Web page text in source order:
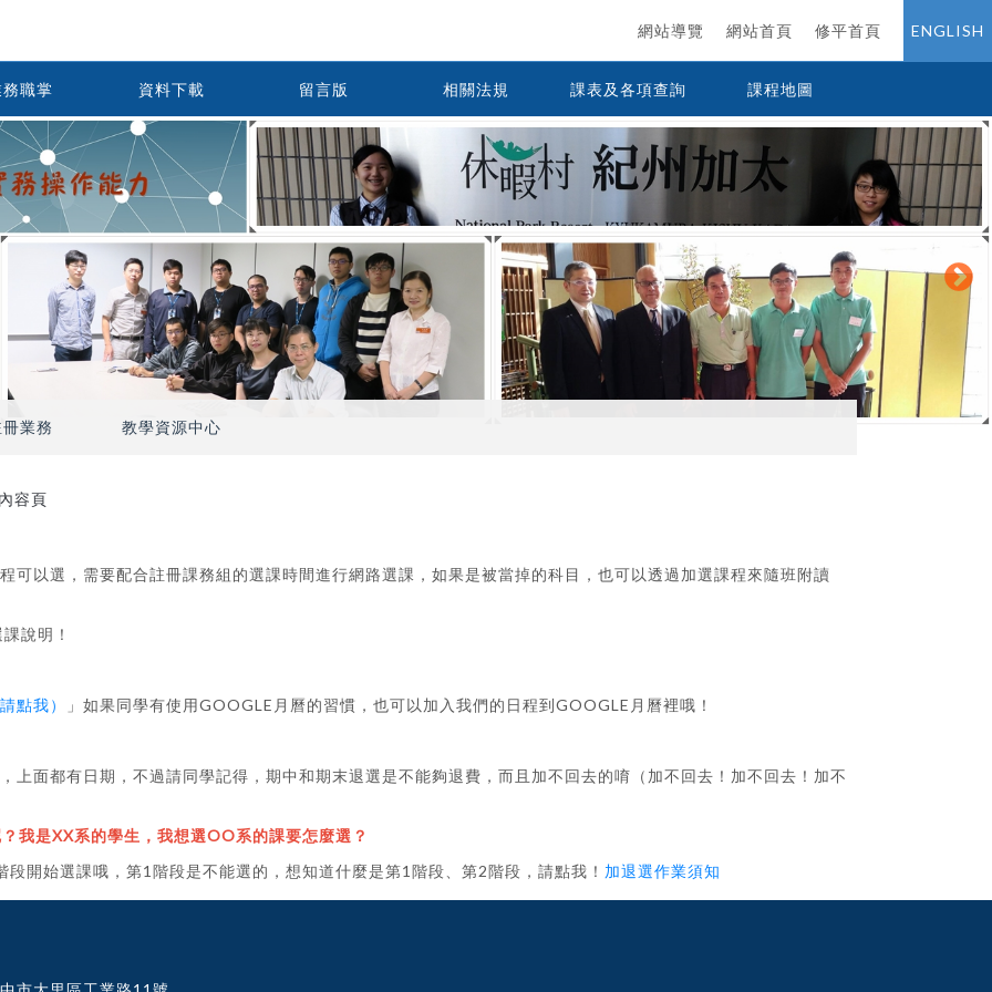
網站導覽 網站首頁 修平首頁 ENGLISH
職掌 資料下載 留言版 相關法規 課表及各項查詢 課程地圖
業務 教學資源中心
容頁
可以選，需要配合註冊課務組的選課時間進行網路選課，如果是被當掉的科目，也可以透過加選課程來隨班附讀
說明！
點我） 」如果同學有使用GOOGLE月曆的習慣，也可以加入我們的日程到GOOGLE月曆裡哦！
上面都有日期，不過請同學記得，期中和期末退選是不能夠退費，而且加不回去的唷（加不回去！加不回去！加不
我是XX系的學生，我想選OO系的課要怎麼選？
開始選課哦，第1階段是不能選的，想知道什麼是第1階段、第2階段，請點我！ 加退選作業須知